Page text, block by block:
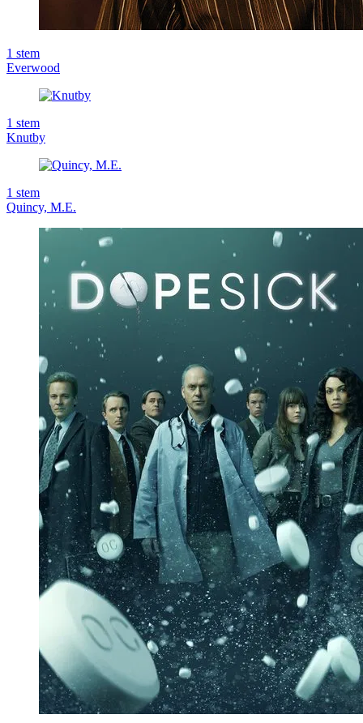
1 stem
Everwood
1 stem
Knutby
1 stem
Quincy, M.E.